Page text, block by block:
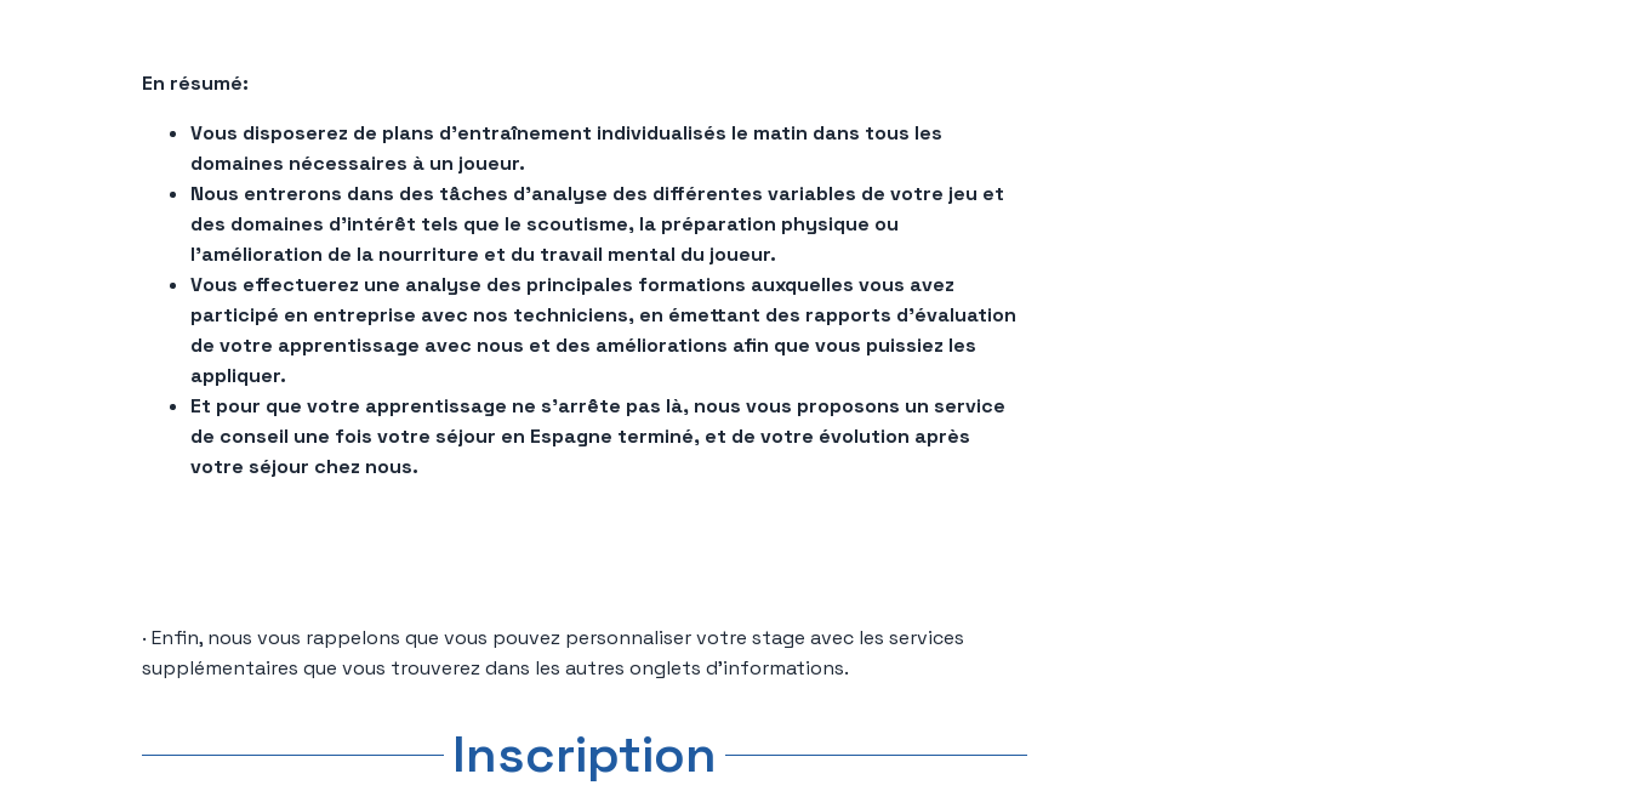
En résumé:
Vous disposerez de plans d'entraînement individualisés le matin dans tous les
domaines nécessaires à un joueur.
Nous entrerons dans des tâches d'analyse des différentes variables de votre jeu et
des domaines d'intérêt tels que le scoutisme, la préparation physique ou
l'amélioration de la nourriture et du travail mental du joueur.
Vous effectuerez une analyse des principales formations auxquelles vous avez
participé en entreprise avec nos techniciens, en émettant des rapports d'évaluation
de votre apprentissage avec nous et des améliorations afin que vous puissiez les
appliquer.
Et pour que votre apprentissage ne s'arrête pas là, nous vous proposons un service
de conseil une fois votre séjour en Espagne terminé, et de votre évolution après
votre séjour chez nous.
· Enfin, nous vous rappelons que vous pouvez personnaliser votre stage avec les services
supplémentaires que vous trouverez dans les autres onglets d'informations.
Inscription